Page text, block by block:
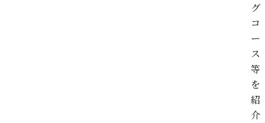
グ
コ
ー
ス
等
を
紹
介